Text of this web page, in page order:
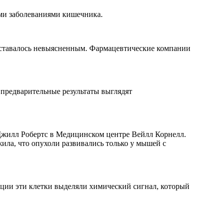
заболеваниями кишечника.
невыясненным. Фармацевтические компании
результаты выглядят
Робертс в Медицинском центре Вейлл Корнелл.
что опухоли развивались только у мышей с
эти клетки выделяли химический сигнал, который